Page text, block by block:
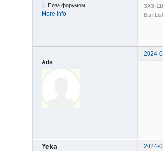
Поза форумом
More info
ЗАЗ-
Ban-
2024-
Ads
Yeka 2024-